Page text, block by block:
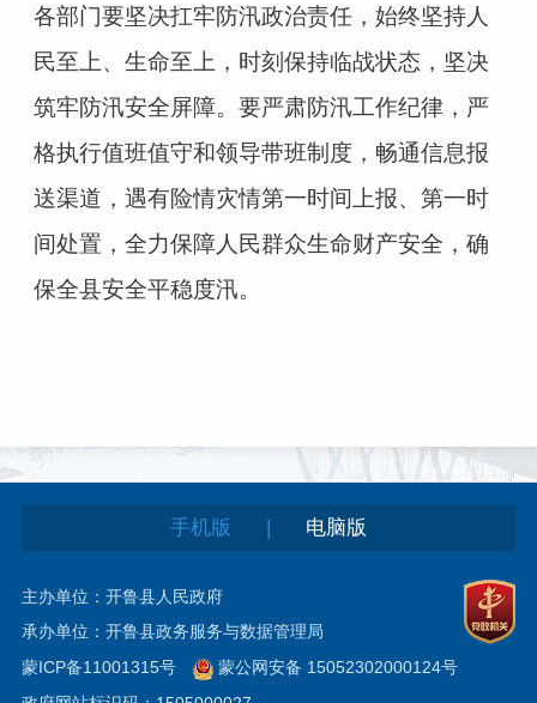
各部门要坚决扛牢防汛政治责任，始终坚持人
民至上、生命至上，时刻保持临战状态，坚决
筑牢防汛安全屏障。要严肃防汛工作纪律，严
格执行值班值守和领导带班制度，畅通信息报
送渠道，遇有险情灾情第一时间上报、第一时
间处置，全力保障人民群众生命财产安全，确
保全县安全平稳度汛。
手机版 | 电脑版
主办单位：开鲁县人民政府
承办单位：开鲁县政务服务与数据管理局
蒙ICP备11001315号
蒙公网安备 15052302000124号